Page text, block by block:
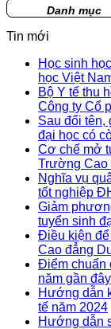
Danh mục
Tin mới
Học sinh
học Việt
Bộ Y tế thu
Công ty Cổ
Sau đổi tên,
đại học có
Cơ chế mở
Trường
Nghĩa vụ
tốt nghiệp
Giảm
tuyển sinh
Điều kiện
Cao đẳng
Điểm chuẩn
năm gần đây
Hướng dẫn
tế năm 2024
Hướng dẫn